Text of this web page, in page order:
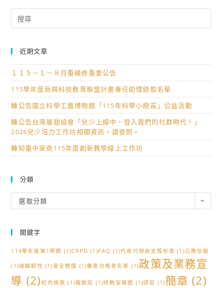
for:
近期文章
１１５－１－８月重補修重要公告
115學年度新興科技教育聯盟計畫專任助理錄取名單
轉公告國立科學工藝博物館「115年科學小樹苗」公益活動
轉公告台灣展翅協會「兒少上線中，登入我們的社群時代！」
2026兒少培力工作坊相關資訊，請查照。
轉知臺中家商115年度創新教學線上工作坊
分類
類
選取分類
關鍵字
114學年度第1學期 (1)CRPD (1)FAQ (1)代收代辦收支情形表 (1)公務信箱
(1)城鎮韌性 (1)安全管理 (1)審查合格者名單 (1)政策及業務宣
導 (2)校內規章 (1)檔案局 (1)特教宣導週 (1)研習 (1) 簡章 (2)